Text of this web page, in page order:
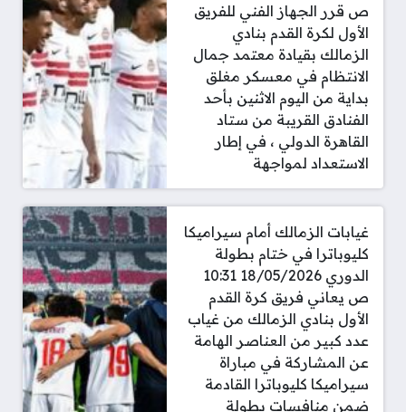
ص قرر الجهاز الفني للفريق
الأول لكرة القدم بنادي
الزمالك بقيادة معتمد جمال
الانتظام في معسكر مغلق
بداية من اليوم الاثنين بأحد
الفنادق القريبة من ستاد
القاهرة الدولي ، في إطار
الاستعداد لمواجهة
غيابات الزمالك أمام سيراميكا
كليوباترا في ختام بطولة
الدوري 18/05/2026 10:31
ص يعاني فريق كرة القدم
الأول بنادي الزمالك من غياب
عدد كبير من العناصر الهامة
عن المشاركة في مباراة
سيراميكا كليوباترا القادمة
ضمن منافسات بطولة